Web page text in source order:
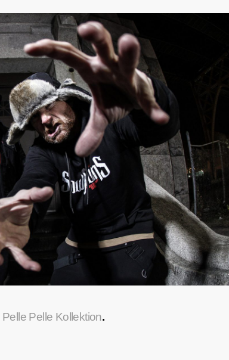
Pelle Pelle Kollektion.